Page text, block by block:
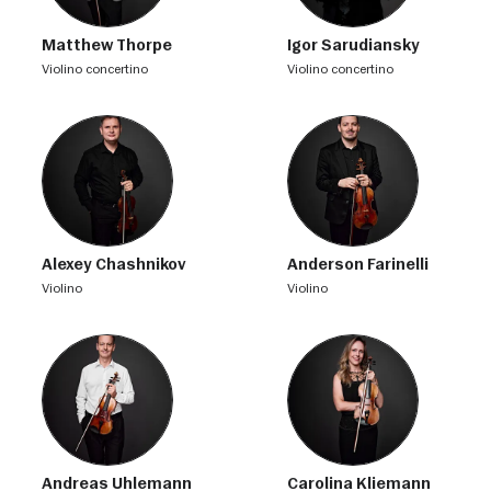
Matthew Thorpe
violino concertino
Igor Sarudiansky
violino concertino
Alexey Chashnikov
violino
Anderson Farinelli
violino
Andreas Uhlemann Carolina Kliemann